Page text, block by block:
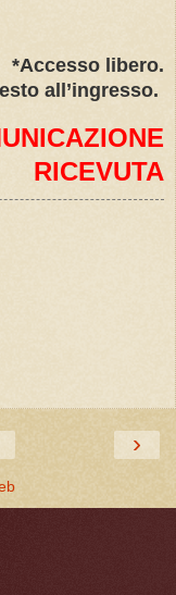
*Accesso libero.
all’ingresso.
RICEVUTA
›